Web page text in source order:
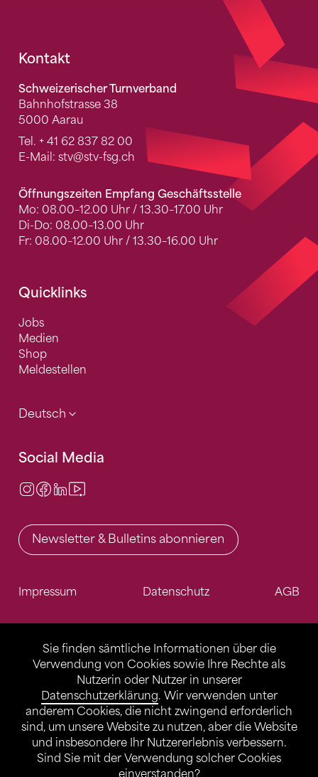
Sie finden sämtliche Informationen über die
Verwendung von Cookies sowie Ihre Rechte als
Nutzerin oder Nutzer in unserer
Datenschutzerklärung. Wir verwenden unter
anderem Cookies, die nicht zwingend erforderlich
sind, um unsere Website zu nutzen, aber die Website
und insbesondere Ihr Nutzererlebnis verbessern.
Sind Sie mit der Verwendung solcher Cookies
einverstanden?
Fusszeile
Kontakt
Schweizerischer Turnverband
Bahnhofstrasse 38
5000 Aarau
Tel. + 41 62 837 82 00
E-Mail: stv@stv-fsg.ch
Öffnungszeiten Empfang Geschäftsstelle
Mo: 08.00–12.00 Uhr / 13.30–17.00 Uhr
Di-Do: 08.00–13.00 Uhr
Fr: 08.00–12.00 Uhr / 13.30–16.00 Uhr
Quicklinks
Jobs
Medien
Shop
Meldestellen
Deutsch
Social Media
Instagram
Facebook
LinkedIn
Newsletter & Bulletins abonnieren
Impressum Datenschutz AGB